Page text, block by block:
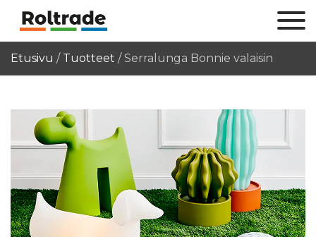
Etusivu / Tuotteet /Serralunga Bonnie valaisin